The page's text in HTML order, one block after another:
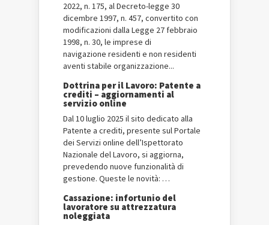
2022, n. 175, al Decreto-legge 30
dicembre 1997, n. 457, convertito con
modificazioni dalla Legge 27 febbraio
1998, n. 30, le imprese di
navigazione residenti e non residenti
aventi stabile organizzazione...
Dottrina per il Lavoro: Patente a
crediti – aggiornamenti al
servizio online
Dal 10 luglio 2025 il sito dedicato alla
Patente a crediti, presente sul Portale
dei Servizi online dell’Ispettorato
Nazionale del Lavoro, si aggiorna,
prevedendo nuove funzionalità di
gestione. Queste le novità: …
Cassazione: infortunio del
lavoratore su attrezzatura
noleggiata